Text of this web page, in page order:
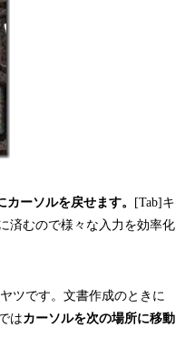
ーソルを戻せます。
[Tab]キ
済むので様々な入力を効率化
ツです。文書作成のときに
はカーソルを次の場所に移動